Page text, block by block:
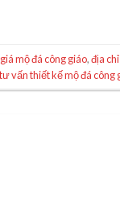
mộ đá công giáo,địa
tư vấn thiết kế mộ đá công